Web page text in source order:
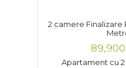
2 camere Finalizare
Apartament cu